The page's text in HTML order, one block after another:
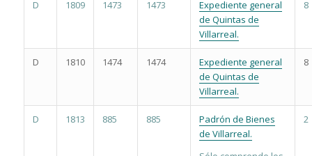
D 1809 1473 1473
Expediente general
de Quintas de
Villarreal.
8
D 1810 1474 1474
Expediente general
de Quintas de
Villarreal.
8
D 1813 885 885
Padrón de Bienes
de Villarreal.
2